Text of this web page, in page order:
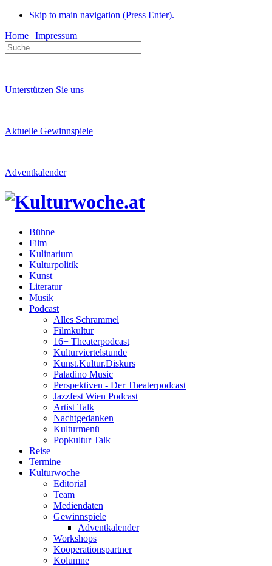
Skip to main navigation (Press Enter).
Home | Impressum
Unterstützen Sie uns
Aktuelle Gewinnspiele
Adventkalender
Bühne
Film
Kulinarium
Kulturpolitik
Kunst
Literatur
Musik
Podcast
Alles Schrammel
Filmkultur
16+ Theaterpodcast
Kulturviertelstunde
Kunst.Kultur.Diskurs
Paladino Music
Perspektiven - Der Theaterpodcast
Jazzfest Wien Podcast
Artist Talk
Nachtgedanken
Kulturmenü
Popkultur Talk
Reise
Termine
Kulturwoche
Editorial
Team
Mediendaten
Gewinnspiele
Adventkalender
Workshops
Kooperationspartner
Kolumne